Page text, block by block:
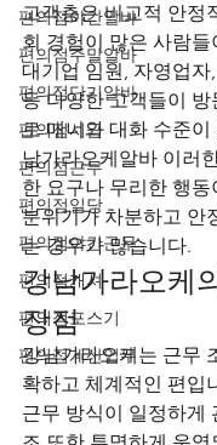
편의점야간알바
편의점주말알바
편의점단기알바
편의점시급
편의점근무
편의점일당
편의점야간근무
편의점캐셔
편의점포스기
편의점계산업무
고객층은 비교적 안정
회 경험이 많은 사람
대기업 임원, 자영업
등 다양한 고객들이
로 매너와 대화 수준
남가라오케알바 이러
한 요구나 무리한 행
분위기가 차분하고 안
는 경우가 많습니다.
강남가라오케
장점
강남가라오케는 근무
확하고 체계적인 편입
근무 방식이 일정하게